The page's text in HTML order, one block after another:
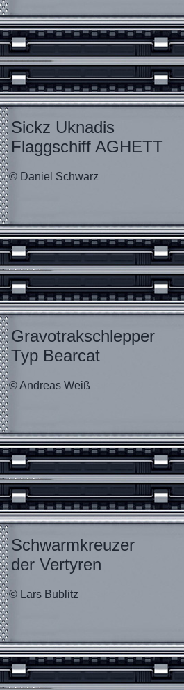
Sickz Uknadis
Flaggschiff AGHETT
© Daniel Schwarz
Gravotrakschlepper
Typ Bearcat
© Andreas Weiß
Schwarmkreuzer
der Vertyren
© Lars Bublitz